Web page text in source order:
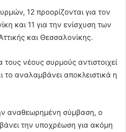
12 προορίζονται για τον
και 11 για την ενίσχυση των
και Θεσσαλονίκης.
νέους συρμούς αντιστοιχεί
αναλαμβάνει αποκλειστικά η
αναθεωρημένη σύμβαση, ο
την υποχρέωση για ακόμη